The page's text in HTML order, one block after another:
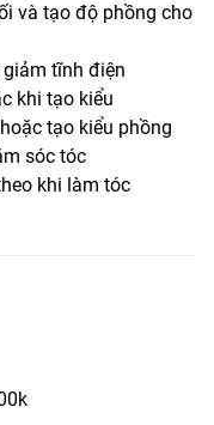
và tạo độ phồng cho
giảm tĩnh điện
khi tạo kiểu
tạo kiểu phồng
sóc tóc
khi làm tóc